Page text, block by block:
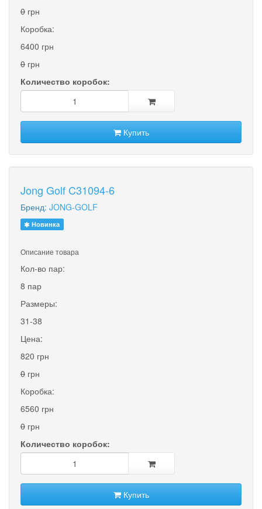
0 грн
Коробка:
6400 грн
0 грн
Количество коробок:
Купить
Jong Golf C31094-6
Бренд: JONG-GOLF
Новинка
Описание товара
Кол-во пар:
8 пар
Размеры:
31-38
Цена:
820 грн
0 грн
Коробка:
6560 грн
0 грн
Количество коробок:
Купить